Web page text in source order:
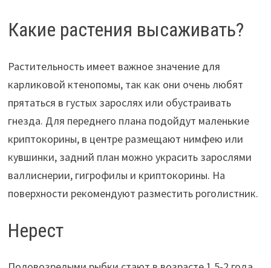
Какие растения высаживать?
Растительность имеет важное значение для
карликовой ктенопомы, так как они очень любят
прятаться в густых зарослях или обустраивать
гнезда. Для переднего плана подойдут маленькие
криптокорины, в центре размещают нимфею или
кувшинки, задний план можно украсить зарослями
валлиснерии, гигрофилы и криптокорины. На
поверхности рекомендуют разместить роголистник.
Нерест